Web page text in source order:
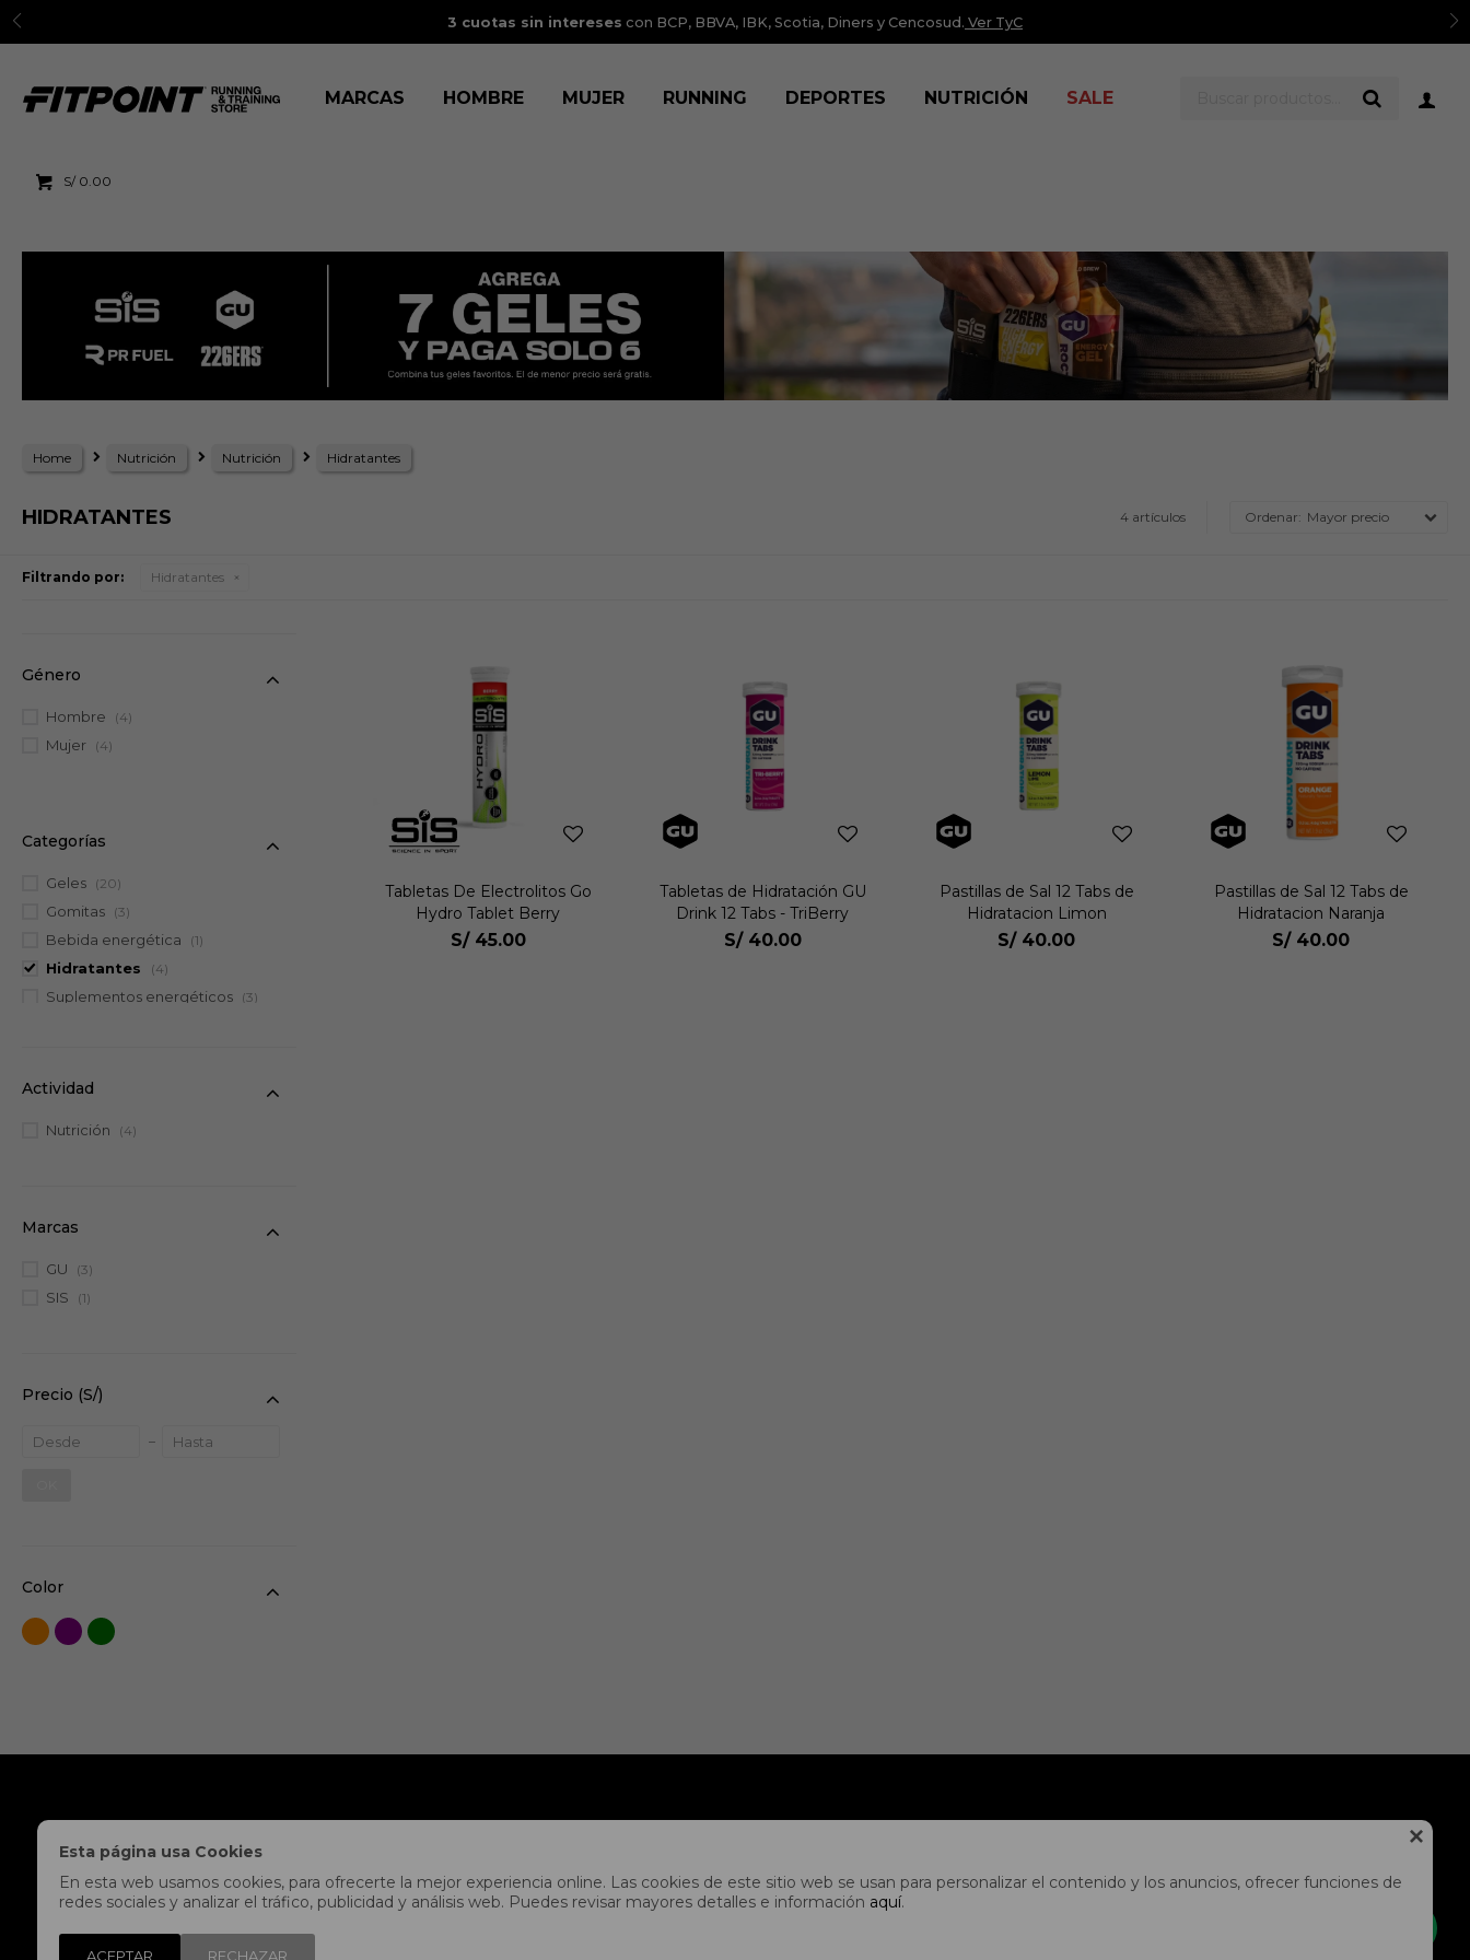

Esta página usa Cookies
En esta web usamos cookies, para ofrecerte la mejor experiencia online. Las cookies de este sitio web se usan para personalizar el contenido y los anuncios, ofrecer funciones de
redes sociales y analizar el tráfico, publicidad y análisis web. Puedes revisar mayores detalles e información aquí.
ACEPTAR RECHAZAR
3 cuotas sin intereses con BCP, BBVA, IBK, Scotia, Diners y Cencosud. Ver TyC
MARCAS HOMBRE MUJER RUNNING DEPORTES NUTRICIÓN SALE
S/ 0.00
Home Nutrición Nutrición Hidratantes
HIDRATANTES 4 artículos Mayor precio
Filtrando por: Hidratantes
Tabletas De Electrolitos Go
Hydro Tablet Berry
S/ 45.00
Tabletas de Hidratación GU
Drink 12 Tabs - TriBerry
S/ 40.00
Pastillas de Sal 12 Tabs de
Hidratacion Limon
S/ 40.00
Pastillas de Sal 12 Tabs de
Hidratacion Naranja
S/ 40.00
Categorías
Geles (20)
Gomitas (3)
Bebida energética (1)
Hidratantes (4)
Suplementos energéticos (3)
Marcas
GU (3)
SIS (1)
Precio (S/)
Género
Hombre (4)
Mujer (4)
Color
Actividad
Nutrición (4)
Tiendas
Contacto
Envíos y devoluciones
Mis compras